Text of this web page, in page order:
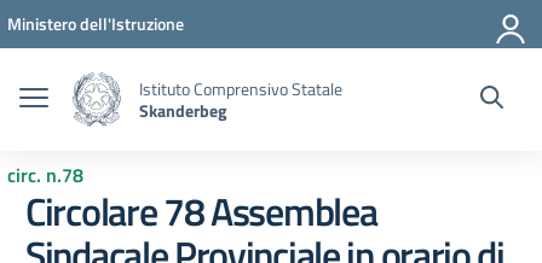
Vai ai contenuti
Vai al menu di navigazione
Vai al footer
Ministero dell'Istruzione
Istituto Comprensivo Statale
Skanderbeg
circ. n.78
Circolare 78 Assemblea